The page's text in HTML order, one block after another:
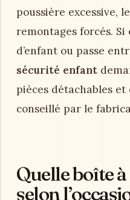
poussière excessive,
remontages forcés.
d’enfant ou passe
sécurité enfant
pièces détachables et
conseillé par le
Quelle boîte
selon